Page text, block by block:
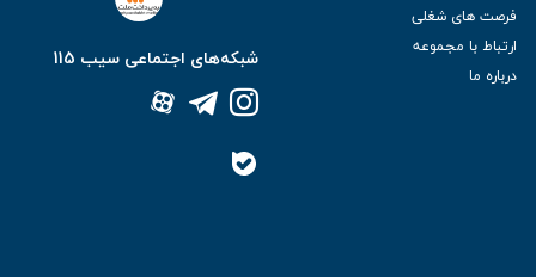
فرصت های شغلی
ارتباط با مجموعه
درباره ما
شبکه‌های اجتماعی سیب 115